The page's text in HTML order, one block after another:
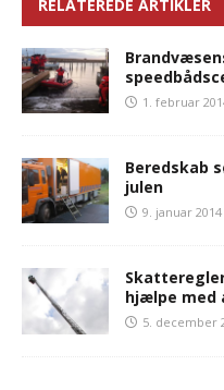
RELATEREDE ARTIKLER
1. februar
Beredskab
julen
9. januar 2014
hjælpe
5. december